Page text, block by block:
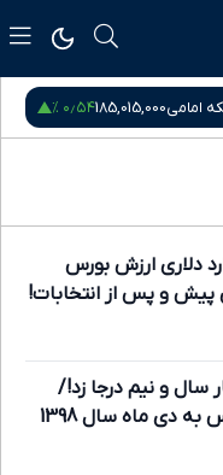
۰٫۵۴ % سکه بهار
میلیارد دلاری ارزش بورس
پیش و پس از انتخابات!
سال و نیم درجا زد!/
ارزش دلاری بورس به دی ماه سال 1398